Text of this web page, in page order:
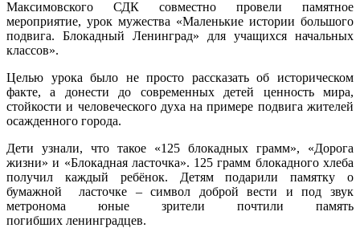
Максимовского СДК совместно провели памятное
мероприятие, урок мужества «Маленькие истории большого
подвига. Блокадный Ленинград» для учащихся начальных
классов».
Целью урока было не просто рассказать об историческом
факте, а донести до современных детей ценность мира,
стойкости и человеческого духа на примере подвига жителей
осажденного города.
Дети узнали, что такое «125 блокадных грамм», «Дорога
жизни» и «Блокадная ласточка». 125 грамм блокадного хлеба
получил каждый ребёнок. Детям подарили памятку о
бумажной ласточке – символ доброй вести и под звук
метронома юные зрители почтили память
погибших ленинградцев.